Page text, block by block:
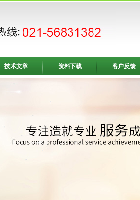
技术文章 资料下载 客户反馈